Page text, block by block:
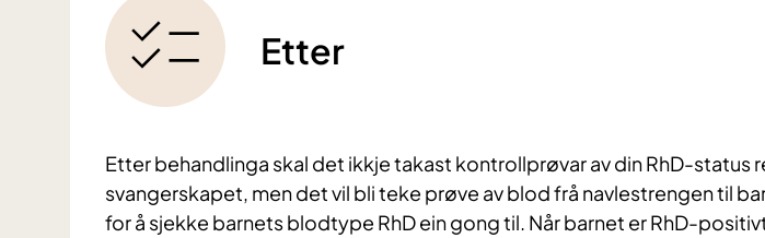
Etter
Etter behandlinga skal det ikkje takast kontrollprøvar av din RhD-status
svangerskapet, men det vil bli teke prøve av blod frå navlestrengen til
for å sjekke barnets blodtype RhD ein gong til. Når barnet er RhD-